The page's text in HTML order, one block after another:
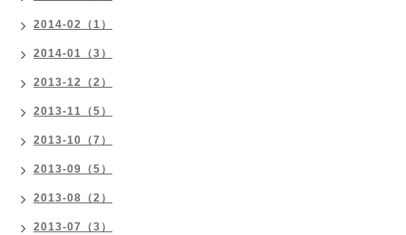
2014-02（1）
2014-01（3）
2013-12（2）
2013-11（5）
2013-10（7）
2013-09（5）
2013-08（2）
2013-07（3）